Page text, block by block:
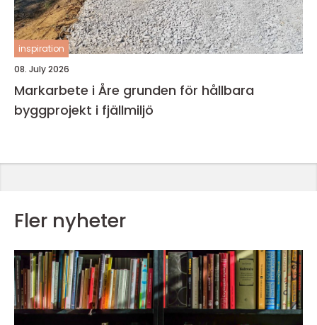
inspiration
08. July 2026
Markarbete i Åre grunden för hållbara
byggprojekt i fjällmiljö
Fler nyheter